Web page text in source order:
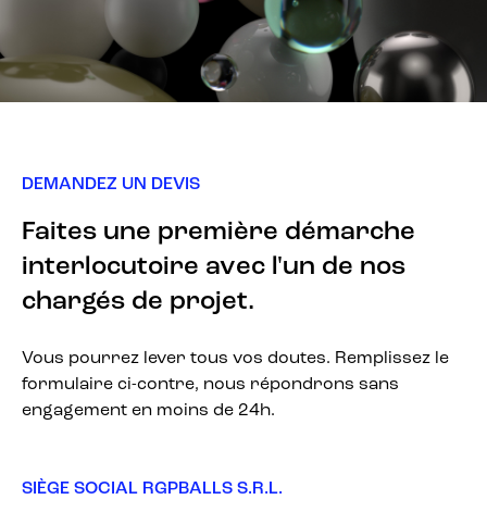
DEMANDEZ UN DEVIS
Faites une première démarche
interlocutoire avec l'un de nos
chargés de projet.
Vous pourrez lever tous vos doutes. Remplissez le
formulaire ci-contre, nous répondrons sans
engagement en moins de 24h.
SIÈGE SOCIAL RGPBALLS S.R.L.